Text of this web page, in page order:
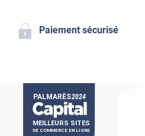
Paiement sécurisé